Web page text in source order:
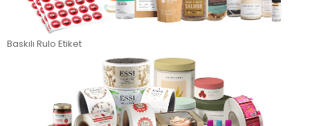
Baskılı Rulo Etiket